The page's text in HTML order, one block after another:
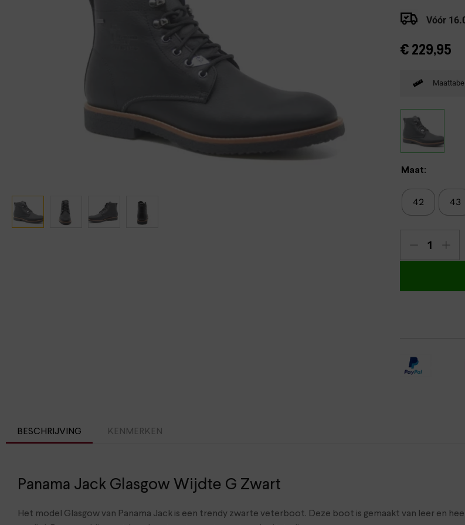
Pantoffels
Verbandschoenen (externe website)
Lowa
Meindl Vóór
€ 229,95
Maattabel
Maat:
42 43
BESCHRIJVING KENMERKEN
Panama Jack Glasgow Wijdte G Zwart
Het model Glasgow van Panama Jack is een trendy zwarte veterboot. Deze boot is gemaakt van leer en